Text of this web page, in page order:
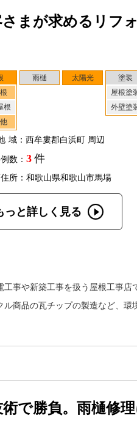
まが求めるリフ
根
雨樋 太陽光
塗装
屋根塗
外壁塗
域：西牟婁郡白浜町 周辺
数： 3 件
所：和歌山県和歌山市馬場
っと詳しく見る
事や新築工事を扱う屋根工事店
商品の瓦チップの製造など、環
で勝負。雨樋修